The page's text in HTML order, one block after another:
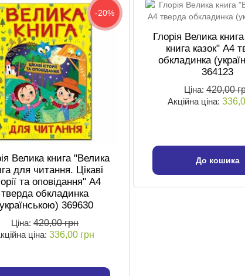
-20%
Велика книга "Велика
для читання. Цікаві
та оповідання" А4
тверда обкладинка
369630
Ціна: 420,00 грн
ціна:336,00 грн
Глорія Велика
книга казок" А4
обкладинка
364123
Ціна: 420,00
Акційна ціна:
До кошика